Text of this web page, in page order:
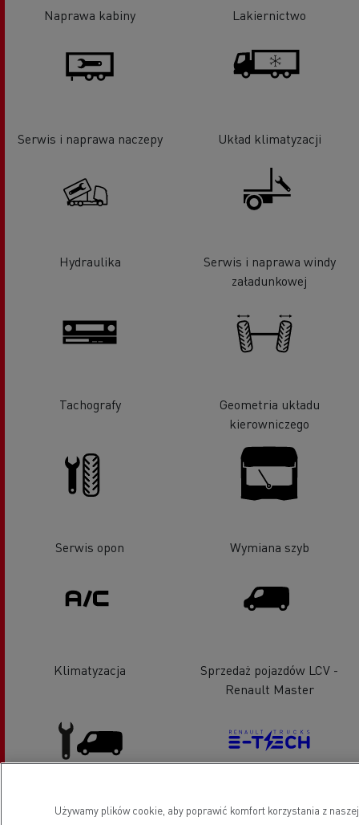
Naprawa kabiny Lakiernictwo
Serwis i naprawa naczepy Układ klimatyzacji
Hydraulika
Serwis i naprawa windy
załadunkowej
Tachografy
Geometria układu
kierowniczego
Serwis opon Wymiana szyb
Klimatyzacja
Sprzedaż pojazdów LCV -
Renault Master
Pojazdy LCV serwis i naprawa Pojazdy elektryczne
Używamy plików cookie, aby poprawić komfort korzystania z